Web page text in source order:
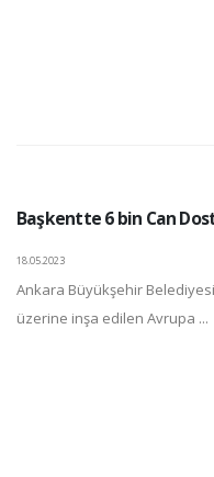
Başkentte 6 bin Can
18.05.2023
Ankara Büyükşehir
üzerine inşa edilen Avrupa ...